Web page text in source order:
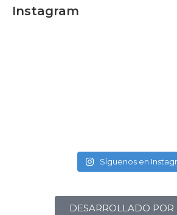
Instagram
Síguenos en
DESARROLLADO